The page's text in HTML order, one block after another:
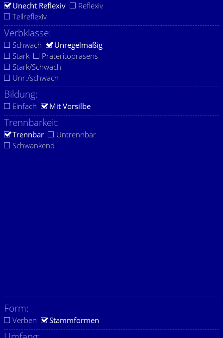
Unecht Reflexiv
Reflexiv
Teilreflexiv
Verbklasse:
Schwach
Unregelmäßig
Stark
Präteritopräsens
Stark/Schwach
Unr./schwach
Bildung:
Einfach Mit Vorsilbe
Trennbarkeit:
Trennbar
Untrennbar
Schwankend
Form:
Verben Stammformen